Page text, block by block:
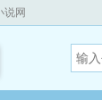
说网